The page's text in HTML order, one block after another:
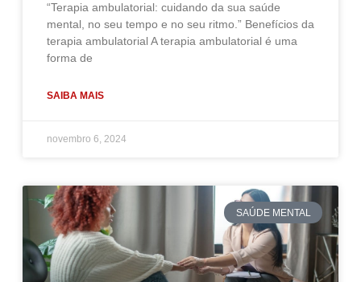
“Terapia ambulatorial: cuidando da sua saúde
mental, no seu tempo e no seu ritmo.” Benefícios da
terapia ambulatorial A terapia ambulatorial é uma
forma de
SAIBA MAIS
novembro 6, 2024
SAÚDE MENTAL